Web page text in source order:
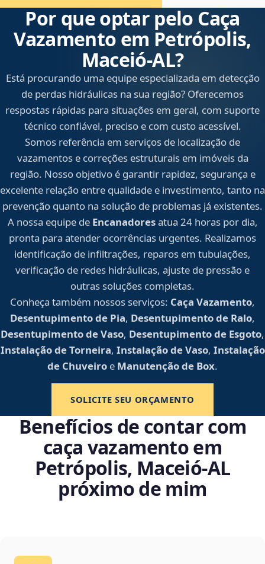
Por que optar pelo Caça
Vazamento em Petrópolis,
Maceió‑AL?
Está procurando uma equipe especializada em detecção
de perdas hidráulicas na sua região? Oferecemos
respostas rápidas para situações em geral, com suporte
técnico confiável, preciso e com custo acessível.
Somos referência em serviços de localização de
vazamentos e correções estruturais em imóveis da
região. Nosso objetivo é garantir rapidez, segurança e
excelente relação entre qualidade e investimento, tanto na
prevenção quanto na solução de problemas já existentes.
A nossa equipe de Encanadoresatua 24 horas por dia,
pronta para atender ocorrências urgentes. Realizamos
identificação de infiltrações, reparos em tubulações,
verificação de redes hidráulicas, ajuste de pressão e
outras soluções completas.
Conheça também nossos serviços: Caça Vazamento,
Desentupimento de Pia, Desentupimento de Ralo,
Desentupimento de Vaso, Desentupimento de Esgoto,
Instalação de Torneira, Instalação de Vaso, Instalação
de Chuveiro e Manutenção de Box.
SOLICITE SEU ORÇAMENTO
Benefícios de contar com
caça vazamento em
Petrópolis, Maceió‑AL
próximo de mim